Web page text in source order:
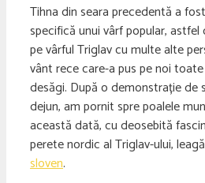
Tihna din seara precedentă a
specifică unui vârf popular,
pe vârful Triglav cu multe alte
vânt rece care-a pus pe noi
desăgi. După o demonstrație de
dejun, am pornit spre poalele
această dată, cu deosebită
perete nordic al Triglav-ului,
sloven.